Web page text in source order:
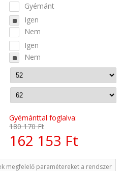
Gyémánt
Igen
Nem
Igen
Nem
Gyémánttal foglalva:
180 170 Ft
162 153 Ft
megfelelő paramétereket a rendszer